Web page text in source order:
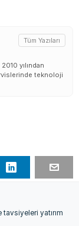
Tüm Yazıları
yılından
teknoloji
yatırım